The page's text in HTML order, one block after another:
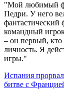
"Мой любимый
Педри. У него
фантастический
командный
– он первый, кто
личность. Я
игры."
Испания
битве с